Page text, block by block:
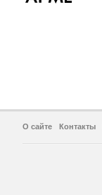
О сайте Контакты